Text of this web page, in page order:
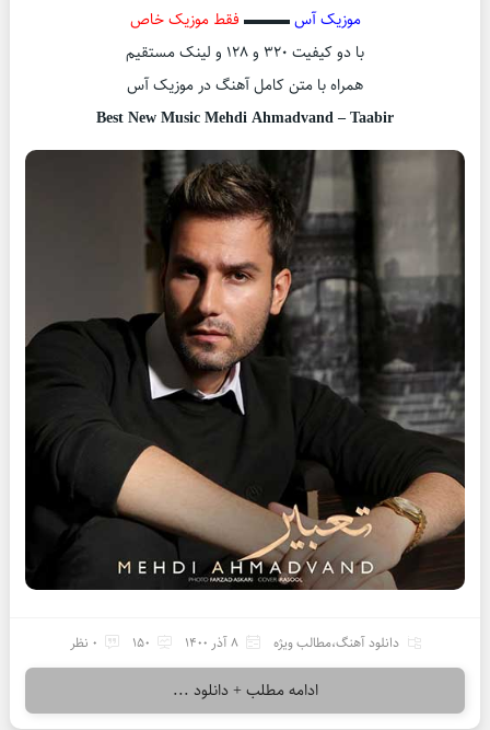
موزیک آس▬▬▬ فقط موزیک خاص
با دو کیفیت ۳۲۰ و ۱۲۸ و لینک مستقیم
همراه با متن کامل آهنگ در موزیک آس
Best New Music Mehdi Ahmadvand – Taabir
دانلود آهنگ،مطالب ویژه 8 آذر 1400 150 0 نظر
ادامه مطلب + دانلود ...